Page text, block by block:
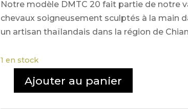
Notre modèle DMTC 20 fait partie de notre
chevaux soigneusement sculptés à la main
un artisan thaïlandais dans la région de
1 en stock
quantitéAjouter au panier